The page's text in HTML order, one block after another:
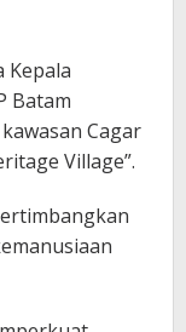
Kepala
Batam
Cagar
Village”.